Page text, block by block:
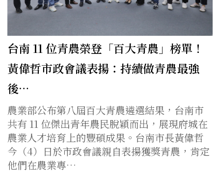
台南 11 位青農榮登「百大青農」榜單！
黃偉哲市政會議表揚：持續做青農最強
後…
農業部公布第八屆百大青農遴選結果，台南市
共有 11 位傑出青年農民脫穎而出，展現府城在
農業人才培育上的豐碩成果。台南市長黃偉哲
今（4）日於市政會議親自表揚獲獎青農，肯定
他們在農業專…